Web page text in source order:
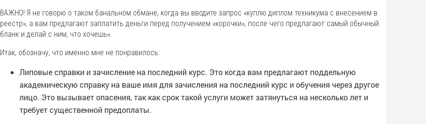
ВАЖНО! Я не говорю о таком банальном обмане, когда вы вводите запрос «куплю диплом техникума с внесением в
реестр», а вам предлагают заплатить деньги перед получением «корочки», после чего предлагают самый обычный
бланк и делай с ним, что хочешь».
Итак, обозначу, что именно мне не понравилось:
Липовые справки и зачисление на последний курс. Это когда вам предлагают поддельную
академическую справку на ваше имя для зачисления на последний курс и обучения через другое
лицо. Это вызывает опасения, так как срок такой услуги может затянуться на несколько лет и
требует существенной предоплаты.